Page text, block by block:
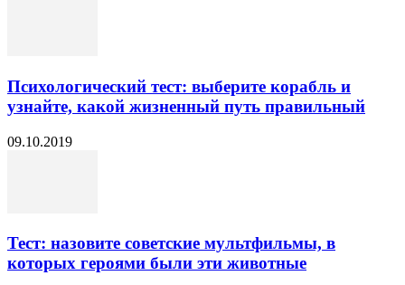
Психологический тест: выберите корабль и
узнайте, какой жизненный путь правильный
09.10.2019
Тест: назовите советские мультфильмы, в
которых героями были эти животные